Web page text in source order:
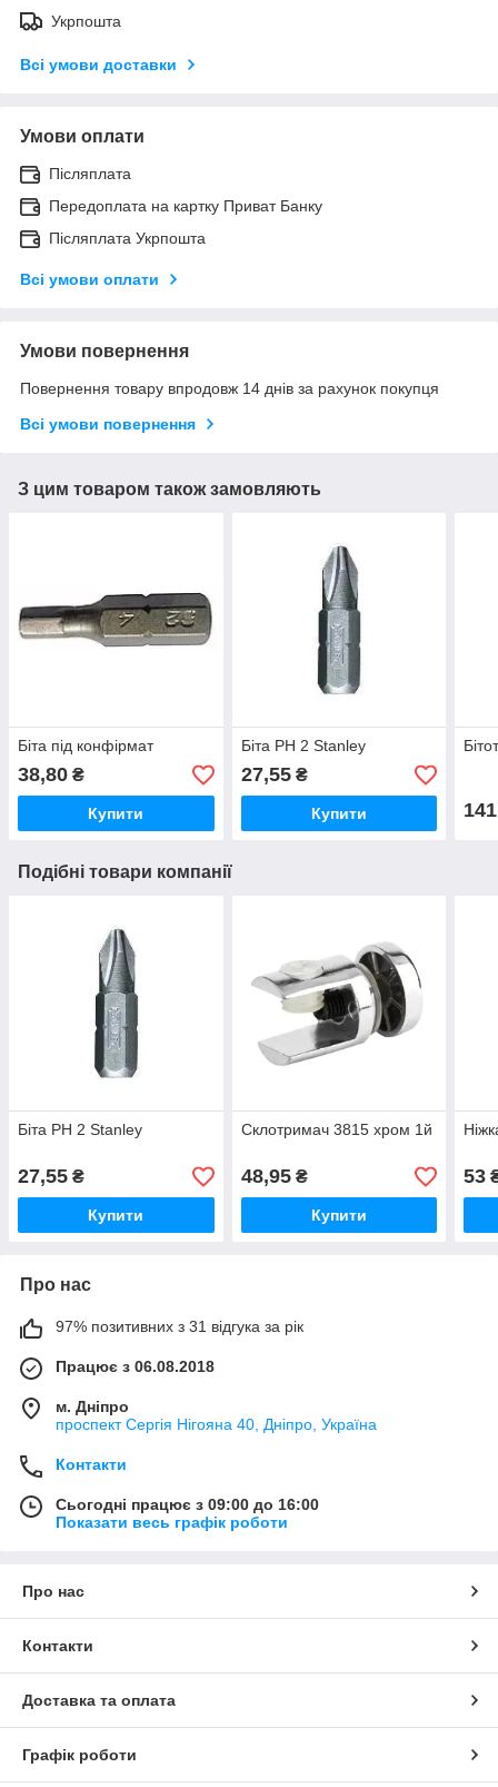
Укрпошта
Всі умови доставки
Умови оплати
Післяплата
Передоплата на картку Приват Банку
Післяплата Укрпошта
Всі умови оплати
Умови повернення
Повернення товару впродовж 14 днів за рахунок покупця
Всі умови повернення
З цим товаром також замовляють
Біта під конфірмат
38,80 ₴
Купити
Біта PH 2 Stanley
27,55₴
Купити
Подібні товари компанії
Біта PH 2 Stanley
27,55 ₴
Купити
Склотримач 3815 хром 1й
48,95₴
Купити
53
Про нас
97% позитивних з 31 відгука за рік
Працює з 06.08.2018
м. Дніпро
проспект Сергія Нігояна 40, Дніпро, Україна
Контакти
Сьогодні працює з 09:00 до 16:00
Показати весь графік роботи
Про нас
Контакти
Доставка та оплата
Графік роботи